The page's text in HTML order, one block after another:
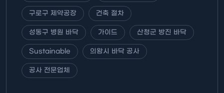
구로구 제약공장 건축 절차
성동구 병원 바닥 가이드 산청군 방진 바닥
Sustainable 의왕시 바닥 공사
공사 전문업체